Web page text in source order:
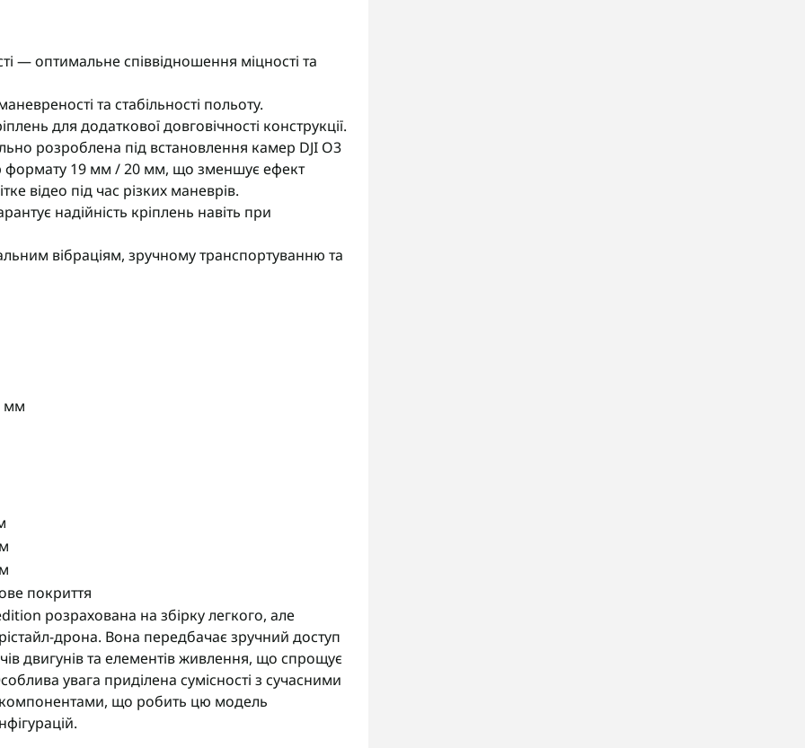
— оптимальне співвідношення міцності та
та стабільності польоту.
для додаткової довговічності конструкції.
розроблена під встановлення камер DJI O3
формату 19 мм / 20 мм, що зменшує ефект
відео під час різких маневрів.
надійність кріплень навіть при
вібраціям, зручному транспортуванню та
мм
покриття
розрахована на збірку легкого, але
дрона. Вона передбачає зручний доступ
двигунів та елементів живлення, що спрощує
увага приділена сумісності з сучасними
що робить цю модель